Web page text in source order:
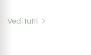
Vedi tutti